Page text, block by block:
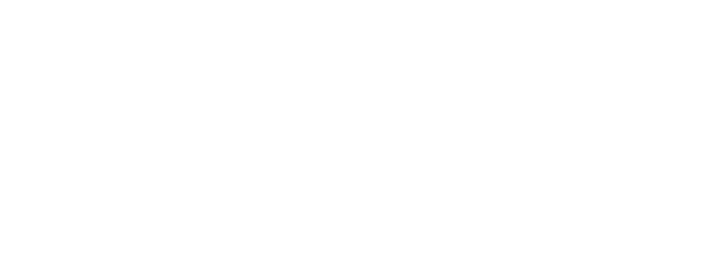
a plážových sportů